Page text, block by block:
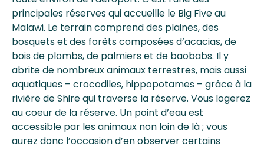
principales réserves qui accueille le Big Five au
Malawi. Le terrain comprend des plaines, des
bosquets et des forêts composées d’acacias, de
bois de plombs, de palmiers et de baobabs. Il y
abrite de nombreux animaux terrestres, mais aussi
aquatiques – crocodiles, hippopotames – grâce à la
rivière de Shire qui traverse la réserve. Vous logerez
au coeur de la réserve. Un point d’eau est
accessible par les animaux non loin de là ; vous
aurez donc l’occasion d’en observer certains